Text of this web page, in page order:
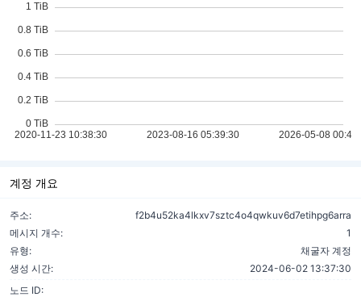
계정 개요
주소:
f2b4u52ka4lkxv7sztc4o4qwkuv6d7etihpg6arra
메시지 개수:
1
유형:
채굴자 계정
생성 시간:
2024-06-02 13:37:30
노드 ID: